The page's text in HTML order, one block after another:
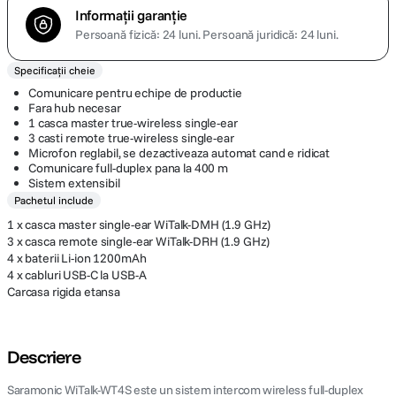
Informații garanție
Persoană fizică: 24 luni.Persoană juridică: 24 luni.
Specificații cheie
Comunicare pentru echipe de productie
Fara hub necesar
1 casca master true-wireless single-ear
3 casti remote true-wireless single-ear
Microfon reglabil, se dezactiveaza automat cand e ridicat
Comunicare full-duplex pana la 400 m
Sistem extensibil
Pachetul include
1 x casca master single-ear WiTalk-DMH (1.9 GHz)
3 x casca remote single-ear WiTalk-DRH (1.9 GHz)
4 x baterii Li-ion 1200mAh
4 x cabluri USB-C la USB-A
Carcasa rigida etansa
Descriere
Saramonic WiTalk-WT4S este un sistem intercom wireless full-duplex